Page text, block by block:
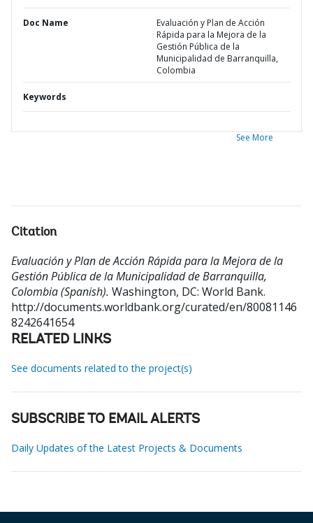
Doc Name
Evaluación y Plan de Acción
Rápida para la Mejora de la
Gestión Pública de la
Municipalidad de Barranquilla,
Colombia
Keywords
See More
Citation
Evaluación y Plan de Acción Rápida para la Mejora de la
Gestión Pública de la Municipalidad de Barranquilla,
Colombia (Spanish). Washington, DC: World Bank.
http://documents.worldbank.org/curated/en/80081146
8242641654
RELATED LINKS
See documents related to the project(s)
SUBSCRIBE TO EMAIL ALERTS
Daily Updates of the Latest Projects & Documents